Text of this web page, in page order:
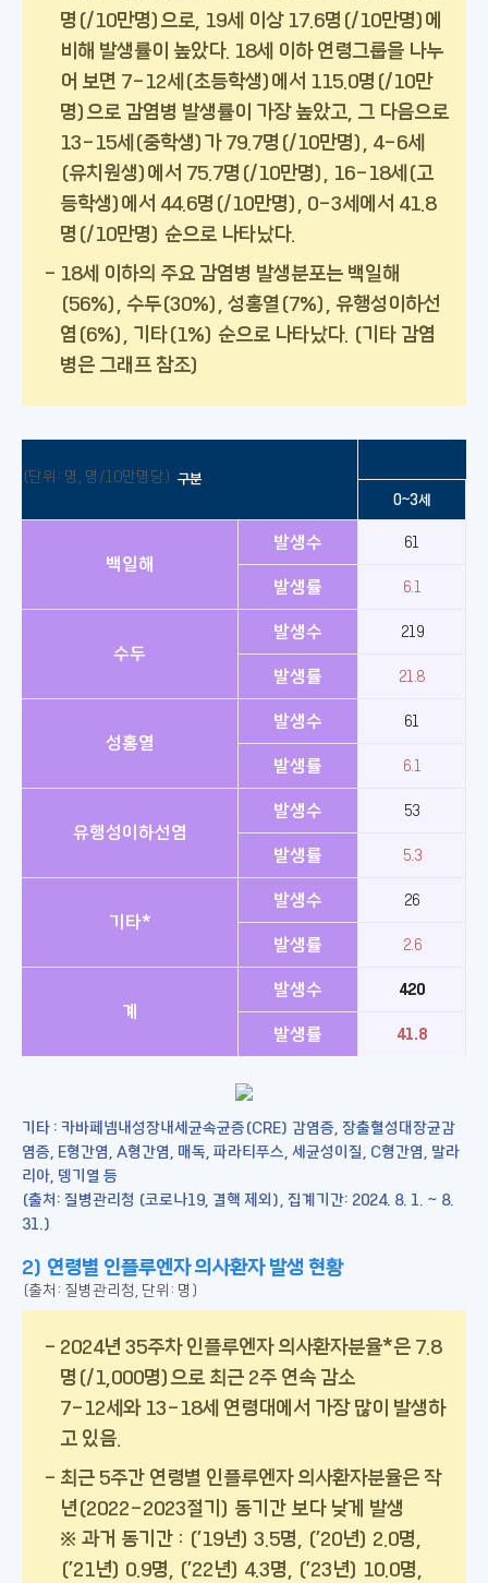
명(/10만명)으로, 19세 이상 17.6명(/10만명)에
비해 발생률이 높았다. 18세 이하 연령그룹을 나누
어 보면 7-12세(초등학생)에서 115.0명(/10만
명)으로 감염병 발생률이 가장 높았고, 그 다음으로
13-15세(중학생)가 79.7명(/10만명), 4-6세
(유치원생)에서 75.7명(/10만명), 16-18세(고
등학생)에서 44.6명(/10만명), 0-3세에서 41.8
명(/10만명) 순으로 나타났다.
18세 이하의 주요 감염병 발생분포는 백일해
(56%), 수두(30%), 성홍열(7%), 유행성이하선
염(6%), 기타(1%) 순으로 나타났다. (기타 감염
병은 그래프 참조)
(단위: 명, 명/10만명당) 구분
0~3세
백일해
발생수 61
발생률 6.1
수두
발생수 219
발생률 21.8
성홍열
발생수 61
발생률 6.1
유행성이하선염
발생수 53
발생률 5.3
기타*
발생수 26
발생률 2.6
계
발생수 420
발생률 41.8
기타 : 카바페넴내성장내세균속균증(CRE) 감염증, 장출혈성대장균감
염증, E형간염, A형간염, 매독, 파라티푸스, 세균성이질, C형간염, 말라
리아, 뎅기열 등
(출처: 질병관리청 (코로나19, 결핵 제외), 집계기간: 2024. 8. 1. ~ 8.
31.)
2) 연령별 인플루엔자 의사환자 발생 현황
(출처: 질병관리청, 단위: 명)
2024년 35주차 인플루엔자 의사환자분율*은 7.8
명(/1,000명)으로 최근 2주 연속 감소
7-12세와 13-18세 연령대에서 가장 많이 발생하
고 있음.
최근 5주간 연령별 인플루엔자 의사환자분율은 작
년(2022-2023절기) 동기간 보다 낮게 발생
※ 과거 동기간 : (’19년) 3.5명, (’20년) 2.0명,
(’21년) 0.9명, (’22년) 4.3명, (’23년) 10.0명,